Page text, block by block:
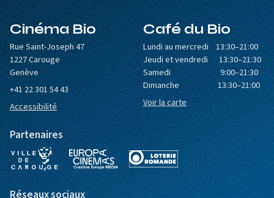
Cinéma Bio
Rue Saint-Joseph 47
1227 Carouge
Genève
+41 22 301 54 43
Accessibilité
Café du Bio
Lundi au mercredi 13:30–21:00
Jeudi et vendredi 13:30–21:30
Samedi 9:00–21:30
Dimanche 13:30–21:00
Voir la carte
Partenaires
Réseaux sociaux